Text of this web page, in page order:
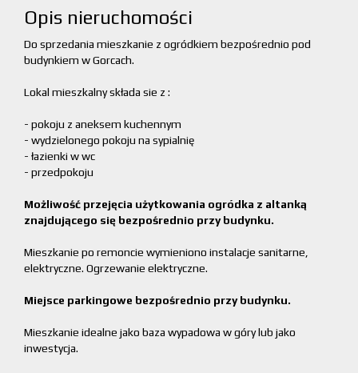
Opis nieruchomości
Do sprzedania mieszkanie z ogródkiem bezpośrednio pod
budynkiem w Gorcach.
Lokal mieszkalny składa sie z :
- pokoju z aneksem kuchennym
- wydzielonego pokoju na sypialnię
- łazienki w wc
- przedpokoju
Możliwość przejęcia użytkowania ogródka z altanką
znajdującego się bezpośrednio przy budynku.
Mieszkanie po remoncie wymieniono instalacje sanitarne,
elektryczne. Ogrzewanie elektryczne.
Miejsce parkingowe bezpośrednio przy budynku.
Mieszkanie idealne jako baza wypadowa w góry lub jako
inwestycja.